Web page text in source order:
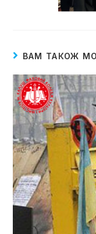
ВАМ ТАКОЖ